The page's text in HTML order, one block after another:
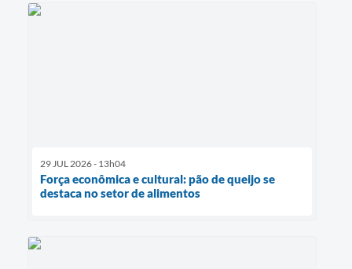
29 JUL 2026 - 13h04
Força econômica e cultural: pão de queijo se
destaca no setor de alimentos